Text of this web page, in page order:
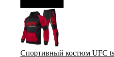
Спортивный костюм UFC